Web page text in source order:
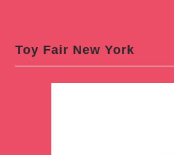
Toy Fair New York